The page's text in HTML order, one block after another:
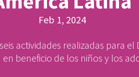
Feb 1, 2024
actividades realizadas para el
en beneficio de los niños y los